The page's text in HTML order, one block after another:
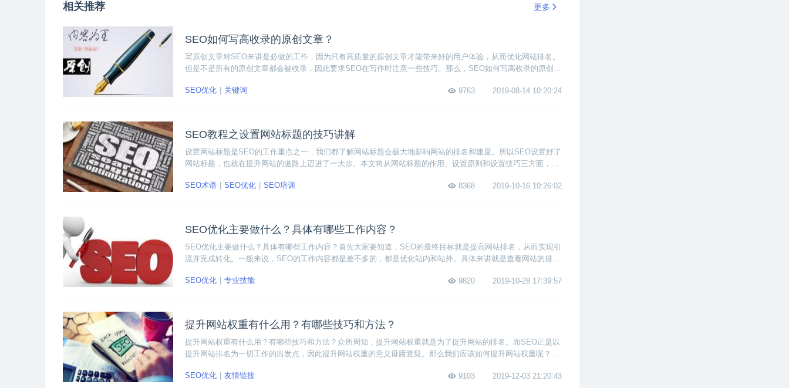
相关推荐 更多
SEO如何写高收录的原创文章？
写原创文章对SEO来讲是必做的工作，因为只有高质量的原创文章才能带来好的用户体验，从而优化网站排名。
但是不是所有的原创文章都会被收录，因此要求SEO在写作时注意一些技巧。那么，SEO如何写高收录的原创文
9763
2019-08-14 10:20:24
SEO优化 关键词
SEO教程之设置网站标题的技巧讲解
设置网站标题是SEO的工作重点之一，我们都了解网站标题会极大地影响网站的排名和速度。所以SEO设置好了
网站标题，也就在提升网站的道路上迈进了一大步。本文将从网站标题的作用、设置原则和设置技巧三方面，为
8368
2019-10-16 10:26:02
SEO术语 SEO优化 SEO培训
SEO优化主要做什么？具体有哪些工作内容？
SEO优化主要做什么？具体有哪些工作内容？首先大家要知道，SEO的最终目标就是提高网站排名，从而实现引
流并完成转化。一般来说，SEO的工作内容都是差不多的，都是优化站内和站外。具体来讲就是查看网站的排名
SEO的工作内容吧!
9820 2019-10-28 17:39:57
SEO优化 专业技能
提升网站权重有什么用？有哪些技巧和方法？
提升网站权重有什么用？有哪些技巧和方法？众所周知，提升网站权重就是为了提升网站的排名。而SEO正是以
提升网站排名为一切工作的出发点，因此提升网站权重的意义毋庸置疑。那么我们应该如何提升网站权重呢？本
9103
2019-12-03 21:20:43
SEO优化 友情链接